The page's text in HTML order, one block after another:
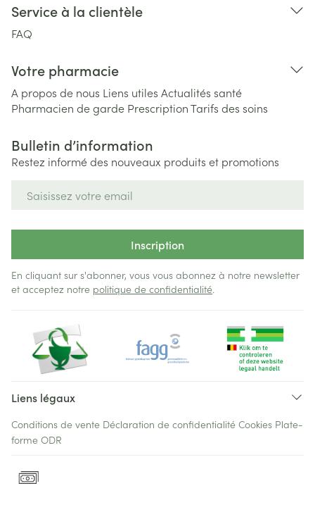
Service à la clientèle
FAQ
Votre pharmacie
A propos de nous Liens utiles Actualités santé
Pharmacien de garde PrescriptionTarifs des soins
Bulletin d’information
Restez informé des nouveaux produits et promotions
Inscription
En cliquant sur s'abonner, vous vous abonnez à notre newsletter
et acceptez notre politique de confidentialité.
Liens légaux
Conditions de vente Déclaration de confidentialité Cookies Plate-
forme ODR